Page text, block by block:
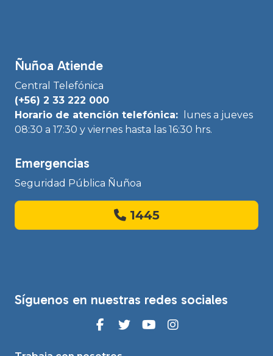
Ñuñoa Atiende
Central Telefónica
(+56) 2 33 222 000
Horario de atención telefónica:
lunes a jueves
08:30 a 17:30 y viernes hasta las 16:30 hrs.
Emergencias
Seguridad Pública Ñuñoa
1445
Síguenos en nuestras redes sociales